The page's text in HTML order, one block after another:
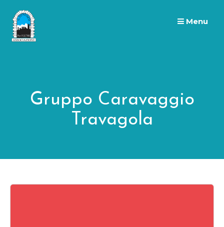
content
Menu
Gruppo Caravaggio
Travagola